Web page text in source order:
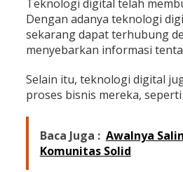
l
a
m
E
r
T
e
o
l
o
Teknologi digital telah
Dengan adanya teknologi
sekarang dapat terhubung
menyebarkan informasi
Selain itu, teknologi digital
proses bisnis mereka,
Baca Juga : Awalnya
Komunitas Solid